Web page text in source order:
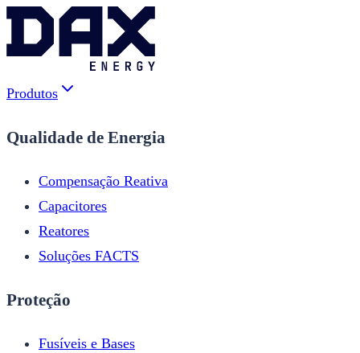
Produtos
Qualidade de Energia
Compensação Reativa
Capacitores
Reatores
Soluções FACTS
Proteção
Fusíveis e Bases